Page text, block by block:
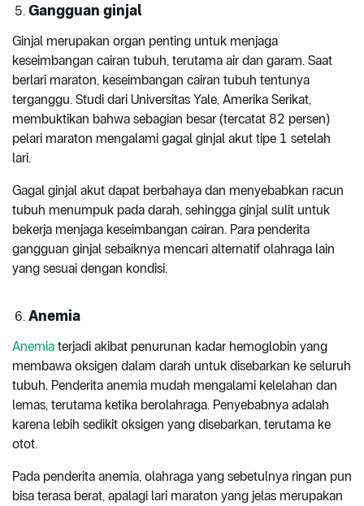
Gangguan ginjal
Ginjal merupakan organ penting untuk menjaga
keseimbangan cairan tubuh, terutama air dan garam. Saat
berlari maraton, keseimbangan cairan tubuh tentunya
terganggu. Studi dari Universitas Yale, Amerika Serikat,
membuktikan bahwa sebagian besar (tercatat 82 persen)
pelari maraton mengalami gagal ginjal akut tipe 1 setelah
lari.
Gagal ginjal akut dapat berbahaya dan menyebabkan racun
tubuh menumpuk pada darah, sehingga ginjal sulit untuk
bekerja menjaga keseimbangan cairan. Para penderita
gangguan ginjal sebaiknya mencari alternatif olahraga lain
yang sesuai dengan kondisi.
Anemia
Anemia terjadi akibat penurunan kadar hemoglobin yang
membawa oksigen dalam darah untuk disebarkan ke seluruh
tubuh. Penderita anemia mudah mengalami kelelahan dan
lemas, terutama ketika berolahraga. Penyebabnya adalah
karena lebih sedikit oksigen yang disebarkan, terutama ke
otot.
Pada penderita anemia, olahraga yang sebetulnya ringan pun
bisa terasa berat, apalagi lari maraton yang jelas merupakan